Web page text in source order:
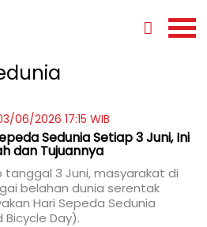
06/2026 17:15 WIB
Sedunia Setiap 3 Juni, Ini
dan Tujuannya
tanggal 3 Juni, masyarakat di
belahan dunia serentak
Hari Sepeda Sedunia
Bicycle Day).